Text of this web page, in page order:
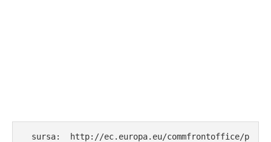
sursa:
http://ec.europa.eu/commfrontoffice/p